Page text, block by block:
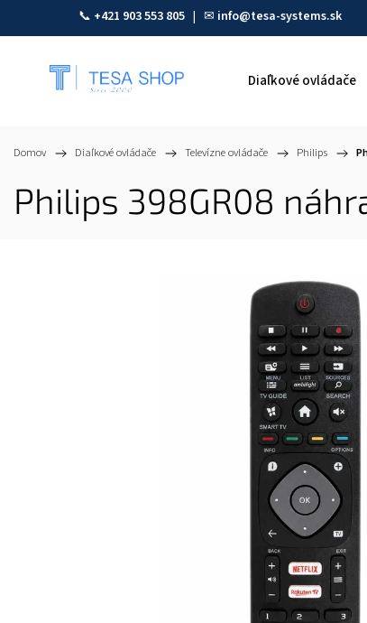
📞 +421 903 553 805 | ✉ info@tesa-systems.sk
Diaľkové ovládače
Domov / Diaľkové ovládače / Televízne ovládače / Philips /
Philips 398GR08